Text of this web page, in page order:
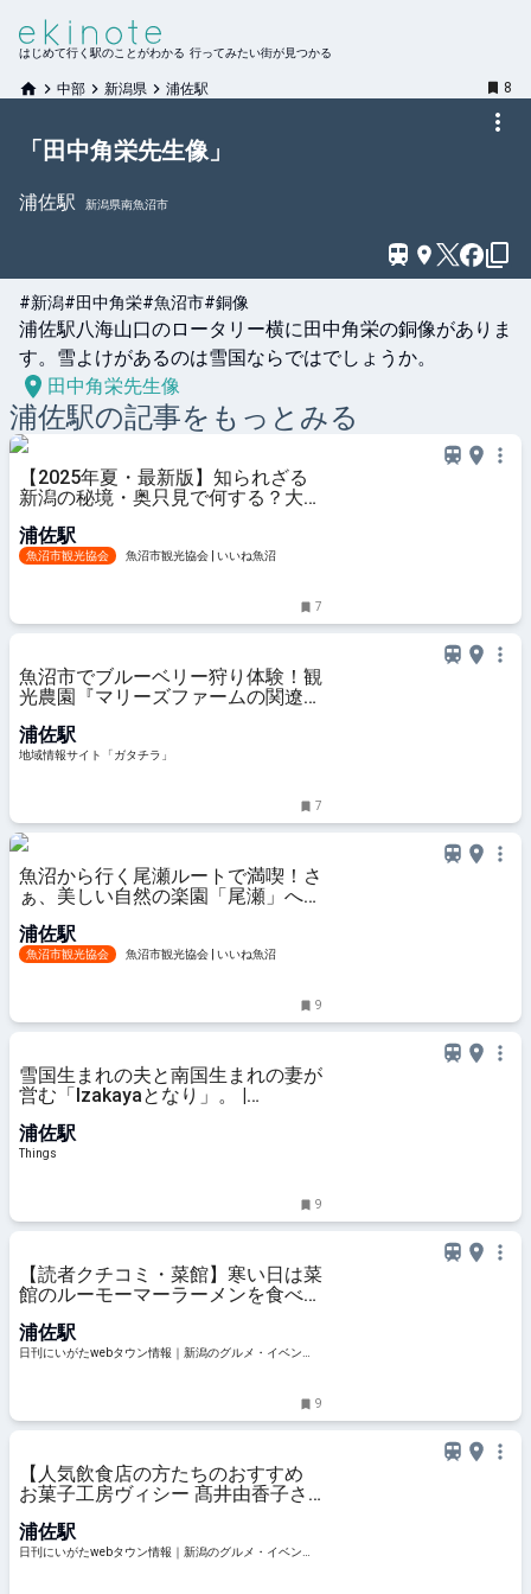
はじめて行く駅のことがわかる 行ってみたい街が見つかる
中部 新潟県 浦佐駅 8
「田中角栄先生像」
浦佐駅 新潟県南魚沼市
#新潟#田中角栄#魚沼市#銅像
浦佐駅八海山口のロータリー横に田中角栄の銅像がありま
す。雪よけがあるのは雪国ならではでしょうか。
田中角栄先生像
浦佐駅の記事をもっとみる
【2025年夏・最新版】知られざる
新潟の秘境・奥只見で何する？大人
魚沼市観光協会
浦佐駅
魚沼市観光協会 魚沼市観光協会 | いいね魚沼
7
魚沼市でブルーベリー狩り体験！観
光農園『マリーズファームの関遼さ
リー栽培への想いとは…？｜新潟人
取材 - 地域情報サイト「ガタチラ」
浦佐駅
地域情報サイト「ガタチラ」
7
魚沼から行く尾瀬ルートで満喫！さ
ぁ、美しい自然の楽園「尾瀬」へ行
浦佐駅
魚沼市観光協会 魚沼市観光協会 | いいね魚沼
9
雪国生まれの夫と南国生まれの妻が
営む「Izakayaとなり」。 |
カルなWebマガジン
浦佐駅
Things
9
【読者クチコミ・菜館】寒い日は菜
館のルーモーマーラーメンを食べた
浦佐駅
日刊にいがたwebタウン情報｜新潟のグルメ・イベン
9
【人気飲食店の方たちのおすすめ
お菓子工房ヴィシー 髙井由香子さ
AROIのタルトはどれも絶品です！
｜南魚沼市大和
浦佐駅
日刊にいがたwebタウン情報｜新潟のグルメ・イベン